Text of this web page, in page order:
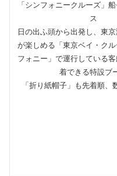
「シンフォニークルーズ」
ス
日の出ふ頭から出発し、東
が楽しめる「東京ベイ・ク
フォニー」で運行している
着できる特設ブ
「折り紙帽子」も先着順、